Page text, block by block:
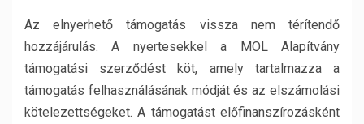
Az elnyerhető támogatás vissza nem térítendő
hozzájárulás. A nyertesekkel a MOL Alapítvány
támogatási szerződést köt, amely tartalmazza a
támogatás felhasználásának módját és az elszámolási
kötelezettségeket. A támogatást előfinanszírozásként